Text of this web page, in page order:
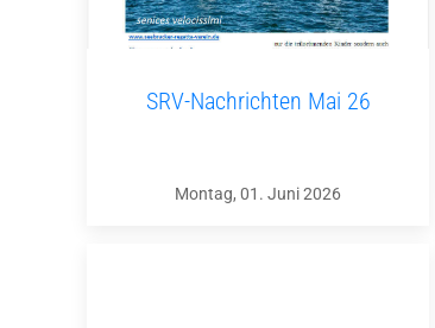
SRV-Nachrichten Mai 26
Montag, 01. Juni 2026